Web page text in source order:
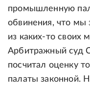
промышленную
обвинения, что мы
из каких-то своих
Арбитражный суд
посчитал оценку
палаты законной.